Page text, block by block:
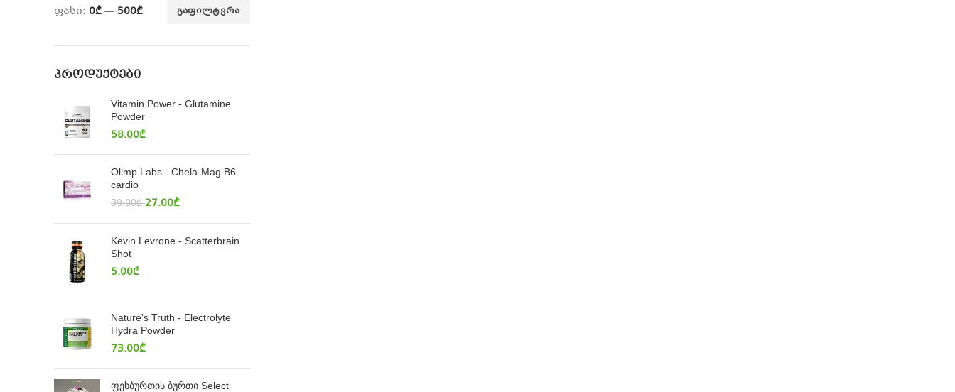
ᲒᲐᲤᲘᲚᲢᲕᲠᲐ
ფასი: 0₾— 500₾
ᲞᲠᲝᲓᲣᲥᲢᲔᲑᲘ
Vitamin Power - Glutamine
Powder
58.00₾
Olimp Labs - Chela-Mag B6
cardio
39.00₾ 27.00₾
Kevin Levrone - Scatterbrain
Shot
5.00₾
Nature's Truth - Electrolyte
Hydra Powder
73.00₾
ფეხბურთის ბურთი Select